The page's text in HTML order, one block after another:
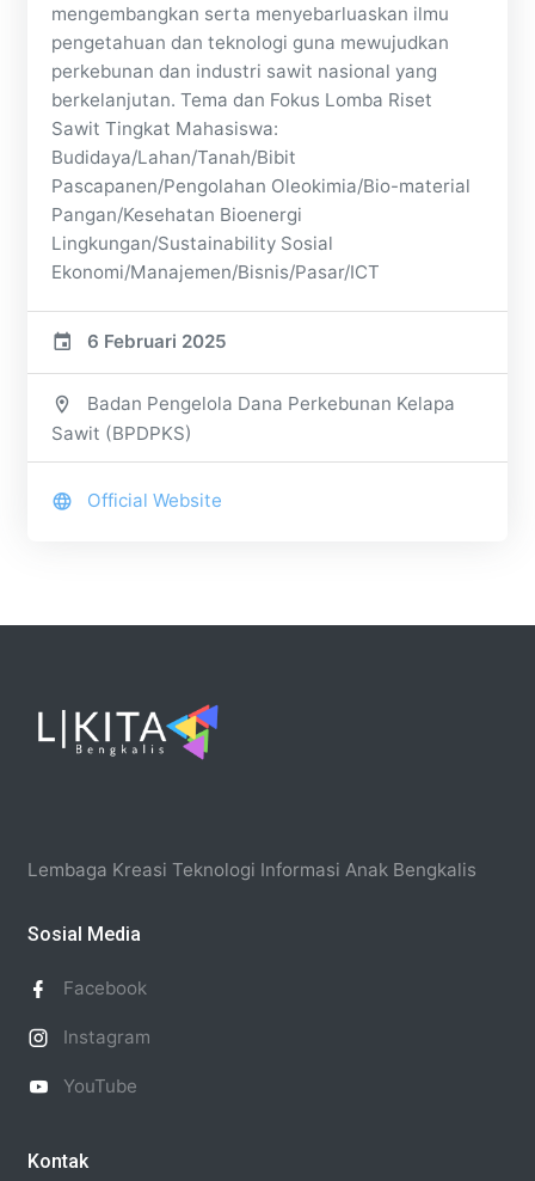
mengembangkan serta menyebarluaskan ilmu
pengetahuan dan teknologi guna mewujudkan
perkebunan dan industri sawit nasional yang
berkelanjutan. Tema dan Fokus Lomba Riset
Sawit Tingkat Mahasiswa:
Budidaya/Lahan/Tanah/Bibit
Pascapanen/Pengolahan Oleokimia/Bio-material
Pangan/Kesehatan Bioenergi
Lingkungan/Sustainability Sosial
Ekonomi/Manajemen/Bisnis/Pasar/ICT
6 Februari 2025
Badan Pengelola Dana Perkebunan Kelapa
Sawit (BPDPKS)
Official Website
Lembaga Kreasi Teknologi Informasi Anak Bengkalis
Sosial Media
Facebook
Instagram
YouTube
Kontak